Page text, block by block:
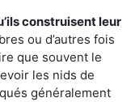
construisent leur
ou d’autres fois
que souvent le
les nids de
généralement